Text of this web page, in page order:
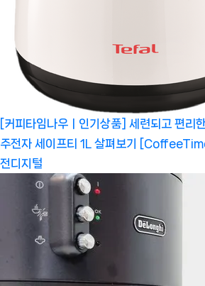
[커피타임나우ㅣ인기상품] 세련되고 편리
주전자 세이프티 1L 살펴보기
전디지털